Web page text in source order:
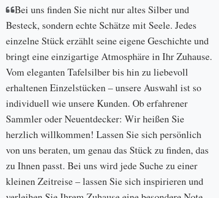
Bei uns finden Sie nicht nur altes Silber und
Besteck, sondern echte Schätze mit Seele. Jedes
einzelne Stück erzählt seine eigene Geschichte und
bringt eine einzigartige Atmosphäre in Ihr Zuhause.
Vom eleganten Tafelsilber bis hin zu liebevoll
erhaltenen Einzelstücken – unsere Auswahl ist so
individuell wie unsere Kunden. Ob erfahrener
Sammler oder Neuentdecker: Wir heißen Sie
herzlich willkommen! Lassen Sie sich persönlich
von uns beraten, um genau das Stück zu finden, das
zu Ihnen passt. Bei uns wird jede Suche zu einer
kleinen Zeitreise – lassen Sie sich inspirieren und